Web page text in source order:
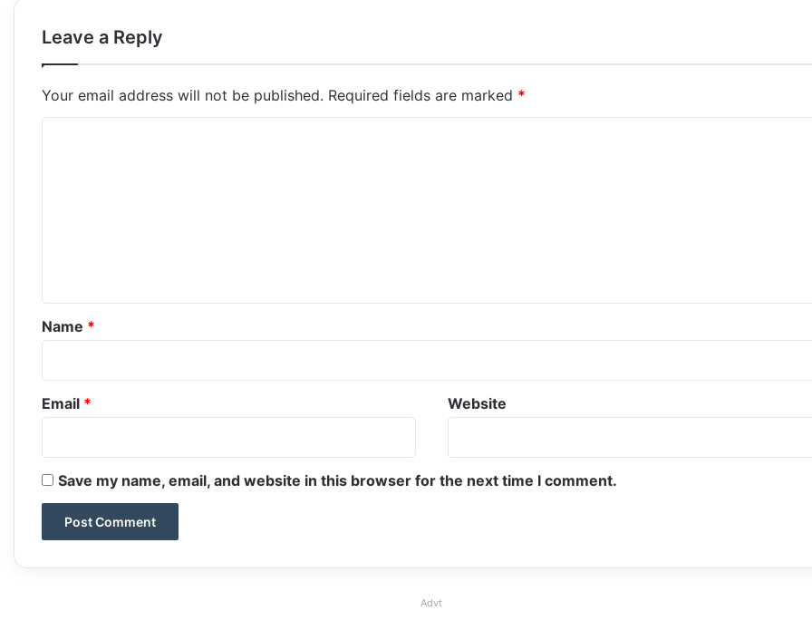
Leave a Reply
Your email address will not be published. Required fields are marked *
*
Name *
Email * Website
Save my name, email, and website in this browser for the next time I comment.
Advt